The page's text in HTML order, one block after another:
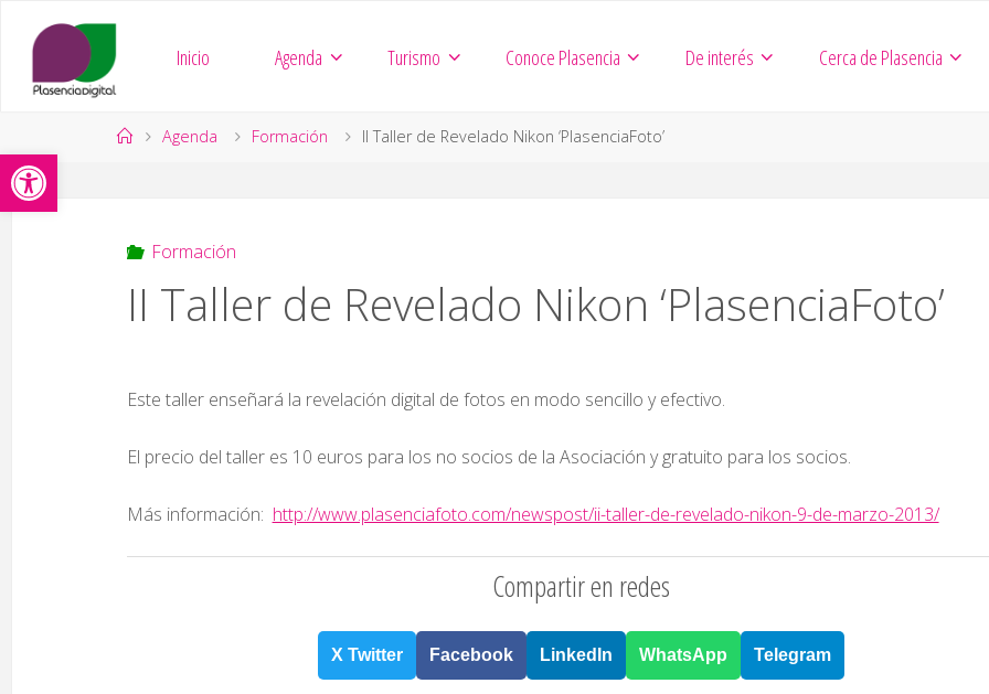
Abrir barra de herramientas
contenido
Inicio Agenda Turismo Conoce Plasencia De interés Cerca de Plasencia
PáginaAgenda Formación II Taller de Revelado Nikon ‘PlasenciaFoto’
Formación
II Taller de Revelado Nikon ‘PlasenciaFoto’
Este taller enseñará la revelación digital de fotos en modo sencillo y efectivo.
El precio del taller es 10 euros para los no socios de la Asociación y gratuito para los socios.
Más información: http://www.plasenciafoto.com/newspost/ii-taller-de-revelado-nikon-9-de-marzo-2013/
Compartir en redes
X Twitter Facebook LinkedIn WhatsApp Telegram